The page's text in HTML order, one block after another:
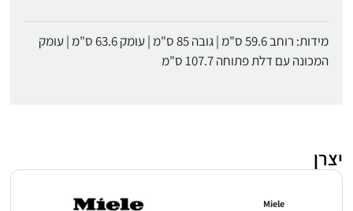
מידות: רוחב 59.6 ס"מ | גובה 85 ס"מ | עומק 63.6 ס"מ | עומק
המכונה עם דלת פתוחה 107.7 ס"מ
יצרן
Miele